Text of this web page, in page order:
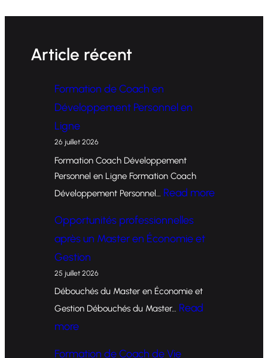
Article récent
Formation de Coach en
Développement Personnel en
Ligne
26 juillet 2026
Formation Coach Développement
Personnel en Ligne Formation Coach
Développement Personnel… Read more:
Opportunités professionnelles
après un Master en Économie et
Gestion
25 juillet 2026
Débouchés du Master en Économie et
Gestion Débouchés du Master… Read
more:
Formation de Coach de Vie